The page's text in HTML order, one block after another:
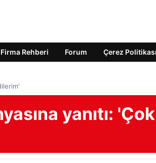
Firma Rehberi Forum Çerez Politikası
yanıtı: 'Çok